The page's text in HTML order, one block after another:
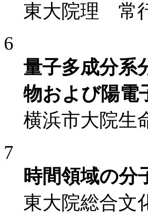
東大院理 常
6
量子多成分系
物および陽電
横浜市大院
7
時間領域の分
東大院総合